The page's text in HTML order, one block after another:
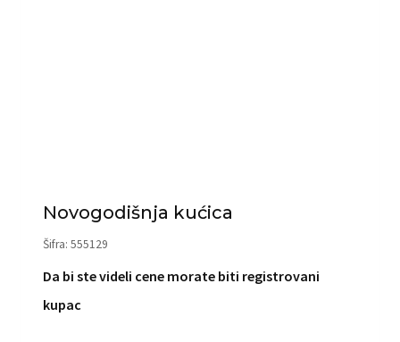
Novogodišnja kućica
Šifra: 555129
Da bi ste videli cene morate biti registrovani
kupac